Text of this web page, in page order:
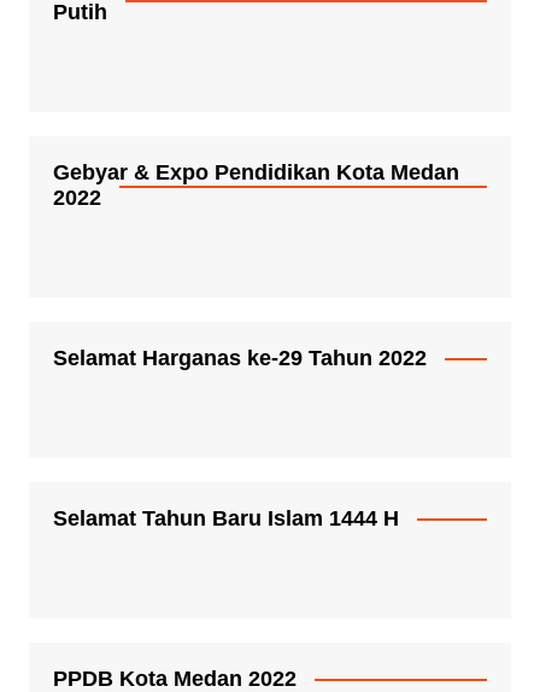
Putih
Gebyar & Expo Pendidikan Kota Medan
2022
Selamat Harganas ke-29 Tahun 2022
Selamat Tahun Baru Islam 1444 H
PPDB Kota Medan 2022